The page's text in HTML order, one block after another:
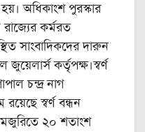
অধিকাংশ পুরস্কার
কর্মরত
সাংবাদিকদের দারুন
জুয়েলার্স কর্তৃপক্ষ।স্বর্ণ
চন্দ্র নাগ
স্বর্ণ বন্ধন
মজুরিতে ২০ শতাংশ